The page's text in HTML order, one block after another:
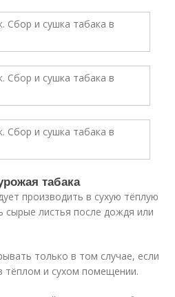
табака
производить в сухую тёплую
сырые листья после дождя или
только в том случае, если
тёплом и сухом помещении.